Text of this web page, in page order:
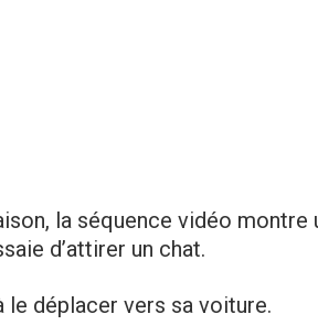
la séquence vidéo montre
d’attirer un chat.
le déplacer vers sa voiture.